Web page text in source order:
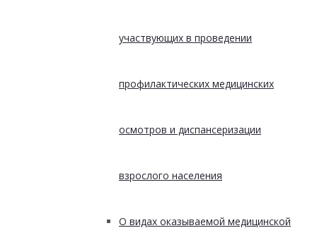
участвующих в проведении
профилактических медицинских
осмотров и диспансеризации
взрослого населения
О видах оказываемой медицинской